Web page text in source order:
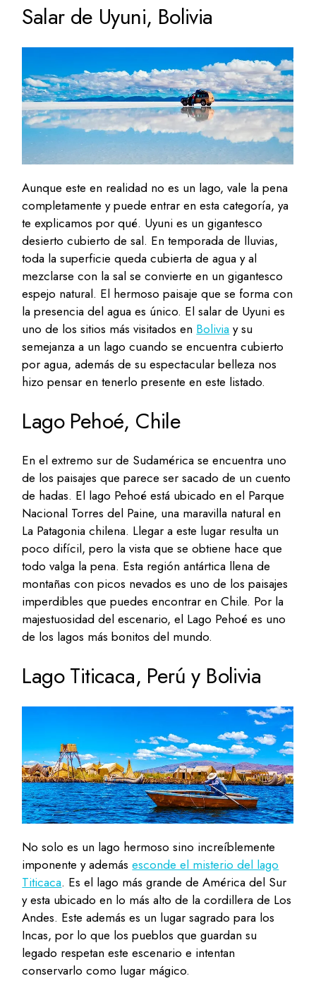
Salar de Uyuni, Bolivia
Aunque este en realidad no es un lago, vale la pena
completamente y puede entrar en esta categoría, ya
te explicamos por qué. Uyuni es un gigantesco
desierto cubierto de sal. En temporada de lluvias,
toda la superficie queda cubierta de agua y al
mezclarse con la sal se convierte en un gigantesco
espejo natural. El hermoso paisaje que se forma con
la presencia del agua es único. El salar de Uyuni es
uno de los sitios más visitados en Bolivia y su
semejanza a un lago cuando se encuentra cubierto
por agua, además de su espectacular belleza nos
hizo pensar en tenerlo presente en este listado.
Lago Pehoé, Chile
En el extremo sur de Sudamérica se encuentra uno
de los paisajes que parece ser sacado de un cuento
de hadas. El lago Pehoé está ubicado en el Parque
Nacional Torres del Paine, una maravilla natural en
La Patagonia chilena. Llegar a este lugar resulta un
poco difícil, pero la vista que se obtiene hace que
todo valga la pena. Esta región antártica llena de
montañas con picos nevados es uno de los paisajes
imperdibles que puedes encontrar en Chile. Por la
majestuosidad del escenario, el Lago Pehoé es uno
de los lagos más bonitos del mundo.
Lago Titicaca, Perú y Bolivia
No solo es un lago hermoso sino increíblemente
imponente y ademásesconde el misterio del lago
Titicaca. Es el lago más grande de América del Sur
y esta ubicado en lo más alto de la cordillera de Los
Andes. Este además es un lugar sagrado para los
Incas, por lo que los pueblos que guardan su
legado respetan este escenario e intentan
conservarlo como lugar mágico.